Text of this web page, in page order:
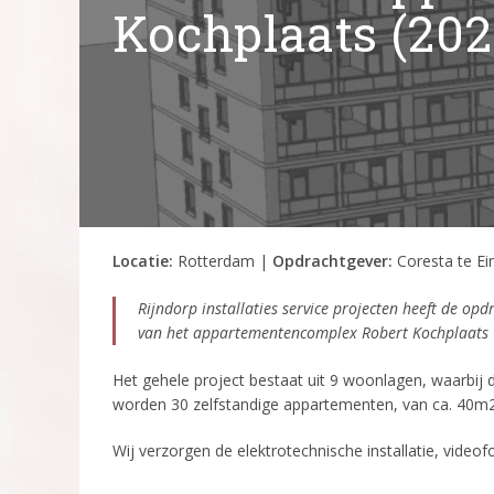
Kochplaats
Locatie: Rotterdam | Opdrachtgever: Coresta te
Rijndorp installaties service projecten heeft de
van het appartementencomplex Robert
Het gehele project bestaat uit 9 woonlagen, waarbij
worden 30 zelfstandige appartementen, van ca.
Wij verzorgen de elektrotechnische installatie,